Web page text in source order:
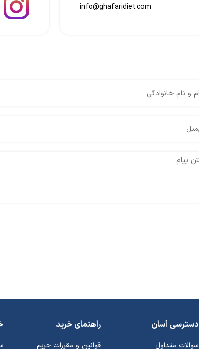
info@ghafaridiet.com
دسترسی آسان
سوالات متداول
راهنمای خرید
قوانین و مقررات حریم